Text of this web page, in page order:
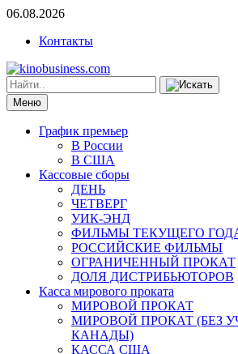
06.08.2026
Контакты
Меню
График премьер
В России
В США
Кассовые сборы
ДЕНЬ
ЧЕТВЕРГ
УИК-ЭНД
ФИЛЬМЫ ТЕКУЩЕГО
РОССИЙСКИЕ ФИЛЬМЫ
ОГРАНИЧЕННЫЙ ПРОКАТ
ДОЛЯ ДИСТРИБЬЮТОРОВ
Касса мирового проката
МИРОВОЙ ПРОКАТ
МИРОВОЙ ПРОКАТ (БЕЗ
КАНАДЫ)
КАССА США